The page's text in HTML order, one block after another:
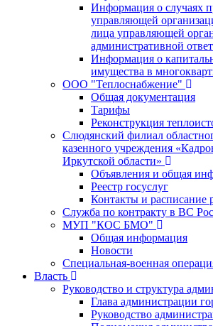
Информация о случаях
управляющей
лица управляющей
административной
Информация о
имущества в
ООО "Теплоснабжение"
Общая документация
Тарифы
Реконструкция
Слюдянский филиал
казенного учреждения
Иркутской области»
Объявления и общая
Реестр госуслуг
Контакты и расписание
Служба по контракту в ВС
МУП "КОС БМО"
Общая информация
Новости
Специальная-военная
Власть
Руководство и структура
Глава администрации
Руководство